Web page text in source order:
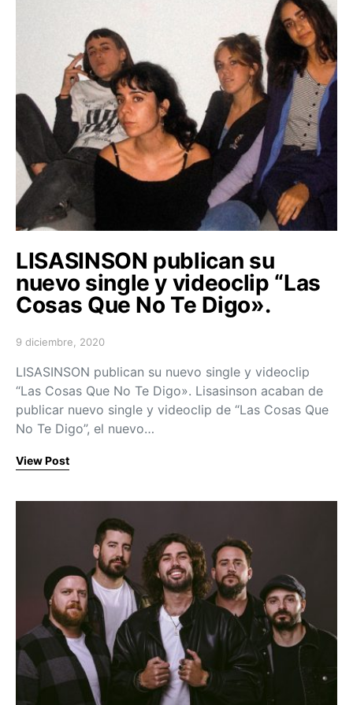
LISASINSON publican su
nuevo single y videoclip “Las
Cosas Que No Te Digo».
Posted on
9 diciembre, 2020
LISASINSON publican su nuevo single y videoclip
“Las Cosas Que No Te Digo». Lisasinson acaban de
publicar nuevo single y videoclip de “Las Cosas Que
No Te Digo”, el nuevo…
View Post